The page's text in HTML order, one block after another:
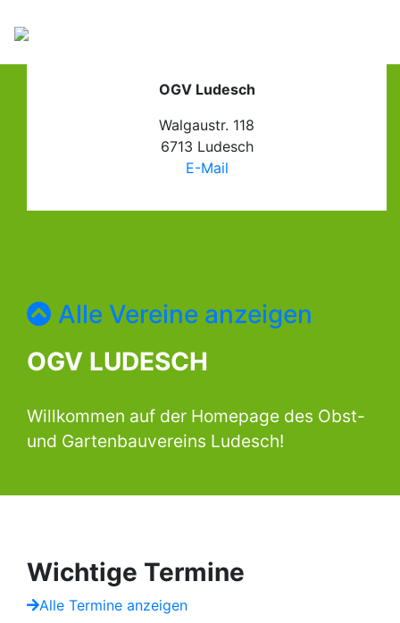
Alle Vereine anzeigen
OGV LUDESCH
Willkommen auf der Homepage des Obst-
und Gartenbauvereins Ludesch!
OGV Ludesch
Walgaustr. 118
6713 Ludesch
E-Mail
Wichtige Termine
Alle Termine anzeigen